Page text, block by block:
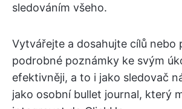
sledováním všeho.
Vytvářejte a dosahujte cílů nebo
podrobné poznámky ke svým
efektivněji, a to i jako sledovač
jako osobní bullet journal, který